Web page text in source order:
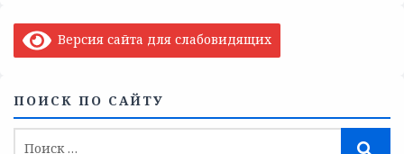
Версия сайта для слабовидящих
ПОИСК ПО САЙТУ